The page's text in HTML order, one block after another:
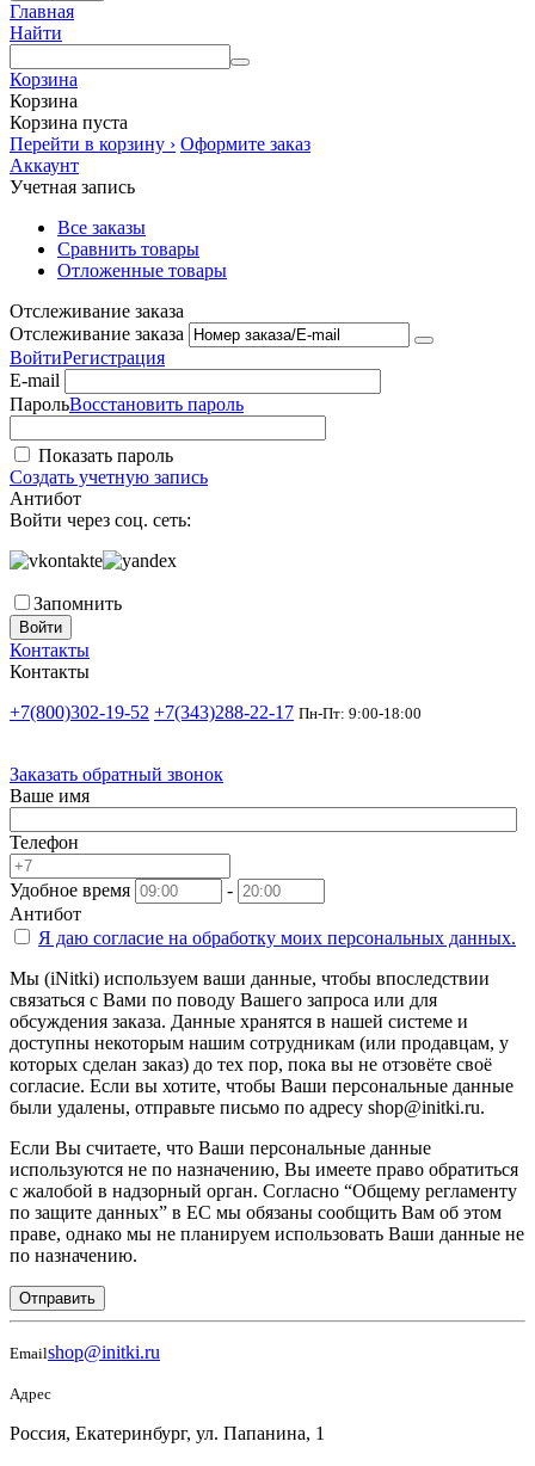
Главная
Найти
Корзина
Корзина
Корзина пуста
Перейти в корзину › Оформите заказ
Аккаунт
Учетная запись
Все заказы
Сравнить товары
Отложенные товары
Отслеживание заказа
Отслеживание заказа
ВойтиРегистрация
E-mail
ПарольВосстановить пароль
Показать пароль
Создать учетную запись
Антибот
Войти через соц. сеть:
Запомнить
Войти
Контакты
Контакты
+7(800)302-19-52 +7(343)288-22-17 Пн-Пт: 9:00-18:00
Заказать обратный звонок
Ваше имя
Телефон
Удобное время
-
Антибот
Я даю согласие на обработку моих персональных данных.
Мы (iNitki) используем ваши данные, чтобы впоследствии
связаться с Вами по поводу Вашего запроса или для
обсуждения заказа. Данные хранятся в нашей системе и
доступны некоторым нашим сотрудникам (или продавцам, у
которых сделан заказ) до тех пор, пока вы не отзовёте своё
согласие. Если вы хотите, чтобы Ваши персональные данные
были удалены, отправьте письмо по адресу shop@initki.ru.
Если Вы считаете, что Ваши персональные данные
используются не по назначению, Вы имеете право обратиться
с жалобой в надзорный орган. Согласно “Общему регламенту
по защите данных” в ЕС мы обязаны сообщить Вам об этом
праве, однако мы не планируем использовать Ваши данные не
по назначению.
Отправить
Emailshop@initki.ru
Адрес
Россия, Екатеринбург, ул. Папанина, 1